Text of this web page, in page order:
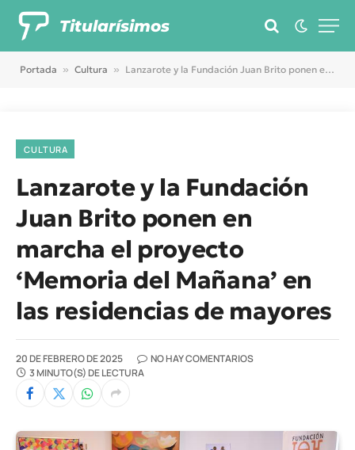
Titularísimos
Portada » Cultura » Lanzarote y la Fundación Juan Brito ponen en marcha el proyecto ‘Memoria del Mañana’ en las residencias de mayores
CULTURA
Lanzarote y la Fundación
Juan Brito ponen en
marcha el proyecto
‘Memoria del Mañana’ en
las residencias de mayores
20 DE FEBRERO DE 2025
NO HAY COMENTARIOS
3 MINUTO(S) DE LECTURA